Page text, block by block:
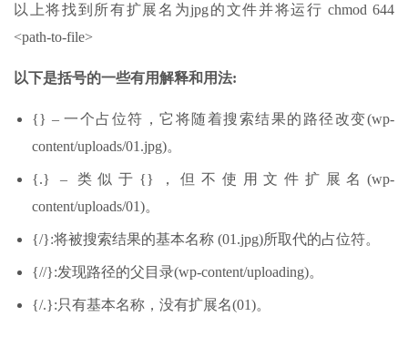
以上将找到所有扩展名为jpg的文件并将运行 chmod 644
<path-to-file>
以下是括号的一些有用解释和用法:
{} – 一个占位符，它将随着搜索结果的路径改变(wp-
content/uploads/01.jpg)。
{.} – 类似于{}，但不使用文件扩展名(wp-
content/uploads/01)。
{/}:将被搜索结果的基本名称 (01.jpg)所取代的占位符。
{//}:发现路径的父目录(wp-content/uploading)。
{/.}:只有基本名称，没有扩展名(01)。